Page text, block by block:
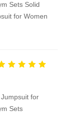
Sets Solid
for Women
for
Sets